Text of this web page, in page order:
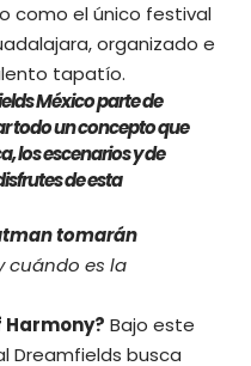
como el único festival
organizado e
tapatío.
México parte de
todo un concepto que
los escenarios y de
de esta
tomarán
cuándo es la
Harmony? Bajo este
Dreamfields busca